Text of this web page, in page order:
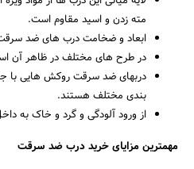
مته زدن و اسید مقاوم است.
ابعاد و ضخامت درب های ضد
در طرح های مختلف در ظاهر آن
دربهای ضد سرقت روکش هایی با
بندی مختلف هستند.
از ورود آلودگی و گرد و خاک به
مهمترین مزایای خرید درب ضد سرقت